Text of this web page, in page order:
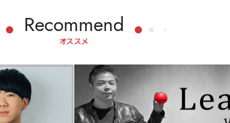
Recommend
オススメ